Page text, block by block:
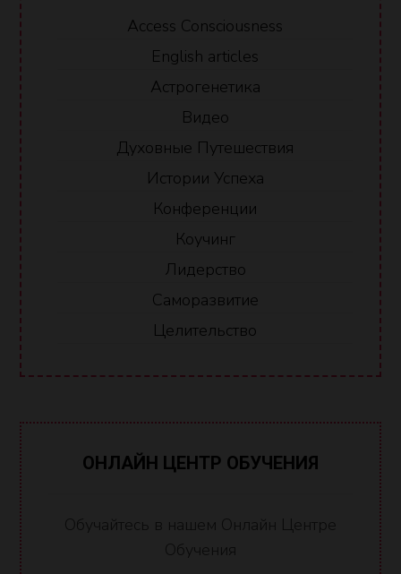
Access Consciousness
English articles
Астрогенетика
Видео
Духовные Путешествия
Истории Успеха
Конференции
Коучинг
Лидерство
Саморазвитие
Целительство
ОНЛАЙН ЦЕНТР ОБУЧЕНИЯ
Обучайтесь в нашем Онлайн Центре
Обучения